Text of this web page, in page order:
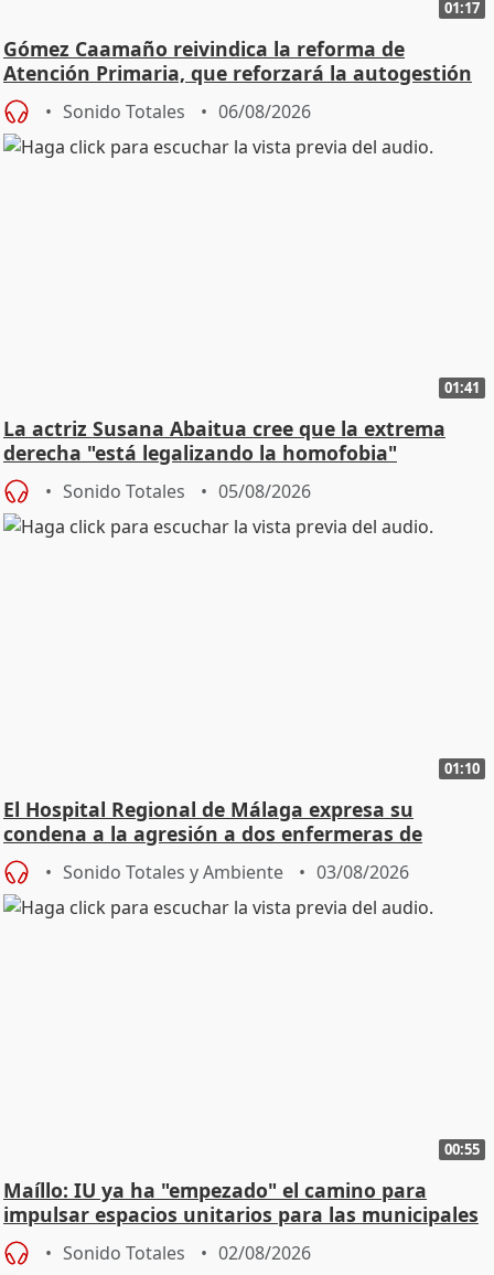
01:17
Gómez Caamaño reivindica la reforma de
Atención Primaria, que reforzará la autogestión
Sonido Totales 06/08/2026
01:41
La actriz Susana Abaitua cree que la extrema
derecha "está legalizando la homofobia"
Sonido Totales 05/08/2026
01:10
El Hospital Regional de Málaga expresa su
condena a la agresión a dos enfermeras de
Urgencias
Sonido Totales y Ambiente 03/08/2026
00:55
Maíllo: IU ya ha "empezado" el camino para
impulsar espacios unitarios para las municipales
Sonido Totales 02/08/2026